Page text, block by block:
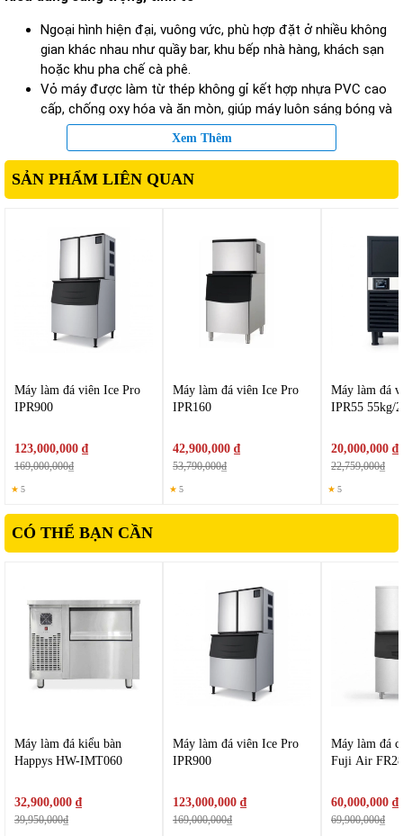
Ngoại hình hiện đại, vuông vức, phù hợp đặt ở nhiều không
gian khác nhau như quầy bar, khu bếp nhà hàng, khách sạn
hoặc khu pha chế cà phê.
Vỏ máy được làm từ thép không gỉ kết hợp nhựa PVC cao
cấp, chống oxy hóa và ăn mòn, giúp máy luôn sáng bóng và
dễ dàng vệ sinh sau mỗi lần sử dụng.
Thiết kế cửa lấy đá phía trước tiện lợi, hạn chế thất thoát
hơi lạnh và giúp người dùng thao tác dễ dàng.
Cấu tạo thông minh, bền bỉ
Bên trongmáy làm đá viên
này là hệ thống làm lạnh với môi
chất làm lạnh thân thiện với môi trường, đảm bảo hiệu quả
làm lạnh nhanh và tiết kiệm điện năng.
Máy nén (compressor) nhập khẩu chất lượng cao giúp hoạt
Trang bị bộ lọc nước và hệ thống khử trùng bằng tia UV, giúp
loại bỏ tạp chất, đảm bảo đá luôn trong và tinh khiết.
Công suất làm đá mạnh mẽ
Xem Thêm
SẢN PHẨM LIÊN QUAN
Máy làm đá viên Ice Pro
IPR900
123,000,000 ₫
169,000,000₫
★ 5
Máy làm đá viên Ice Pro
IPR160
42,900,000 ₫
53,790,000₫
★ 5
Máy làm đá
IPR55 55kg/
20,000,000 ₫
22,759,000₫
★ 5
CÓ THỂ BẠN CẦN
Máy làm đá kiểu bàn
Happys HW-IMT060
32,900,000 ₫
39,950,000₫
Máy làm đá viên Ice Pro
IPR900
123,000,000 ₫
169,000,000₫
Máy làm đá
Fuji Air
60,000,000 ₫
69,900,000₫